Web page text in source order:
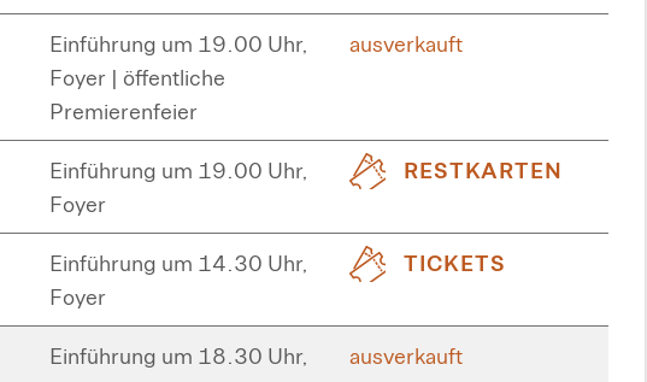
Einführung um 19.00 Uhr,
Foyer | öffentliche
Premierenfeier
ausverkauft
Einführung um 19.00 Uhr,
Foyer
RESTKARTEN
Einführung um 14.30 Uhr,
Foyer
TICKETS
Einführung um 18.30 Uhr,
ausverkauft